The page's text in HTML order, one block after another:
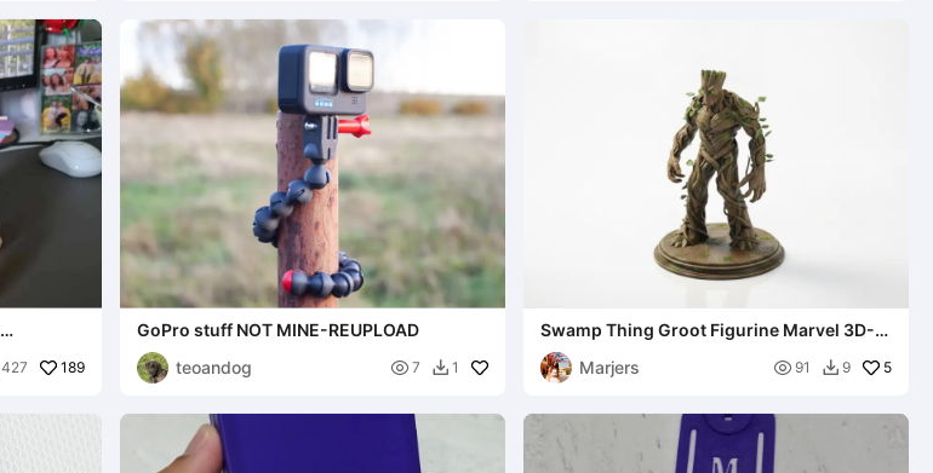
427 189
GoPro stuff NOT MINE-REUPLOAD
teoandog
 7  1
Swamp Thing Groot Figurine Marvel 3D-
druckbar
Marjers
 91  9 5